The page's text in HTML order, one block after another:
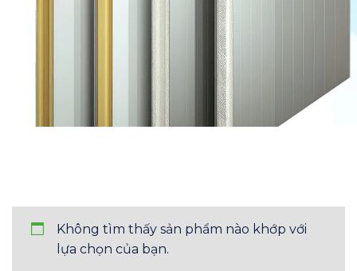
Không tìm thấy sản phẩm nào khớp với
lựa chọn của bạn.